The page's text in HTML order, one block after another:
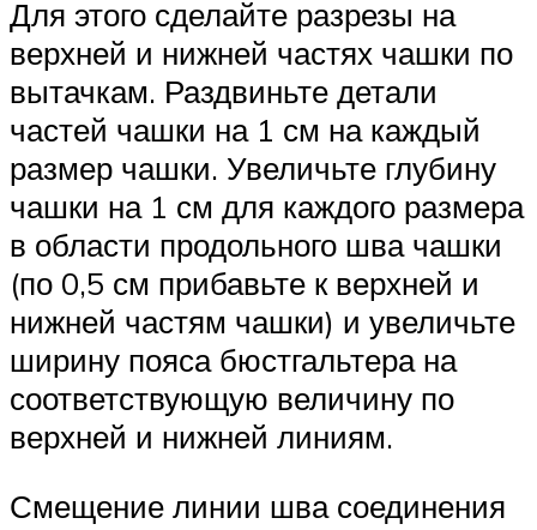
Для этого сделайте разрезы на
верхней и нижней частях чашки по
вытачкам. Раздвиньте детали
частей чашки на 1 см на каждый
размер чашки. Увеличьте глубину
чашки на 1 см для каждого размера
в области продольного шва чашки
(по 0,5 см прибавьте к верхней и
нижней частям чашки) и увеличьте
ширину пояса бюстгальтера на
соответствующую величину по
верхней и нижней линиям.
Смещение линии шва соединения